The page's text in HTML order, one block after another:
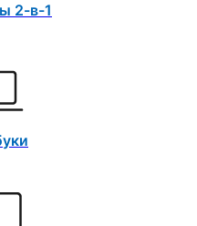
2-в-1